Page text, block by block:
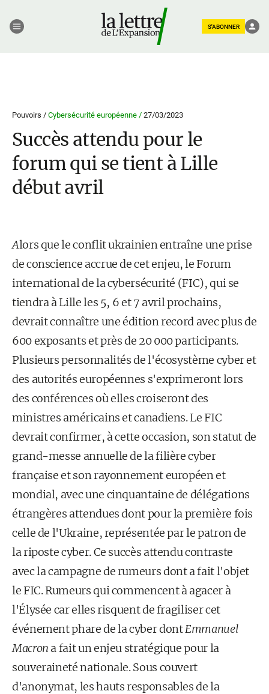
S'ABONNER
Pouvoirs / Cybersécurité européenne / 27/03/2023
Succès attendu pour le
forum qui se tient à Lille
début avril
Alors que le conflit ukrainien entraîne une prise
de conscience accrue de cet enjeu, le Forum
international de la cybersécurité (FIC), qui se
tiendra à Lille les 5, 6 et 7 avril prochains,
devrait connaître une édition record avec plus de
600 exposants et près de 20 000 participants.
Plusieurs personnalités de l'écosystème cyber et
des autorités européennes s'exprimeront lors
des conférences où elles croiseront des
ministres américains et canadiens. Le FIC
devrait confirmer, à cette occasion, son statut de
grand-messe annuelle de la filière cyber
française et son rayonnement européen et
mondial, avec une cinquantaine de délégations
étrangères attendues dont pour la première fois
celle de l'Ukraine, représentée par le patron de
la riposte cyber. Ce succès attendu contraste
avec la campagne de rumeurs dont a fait l'objet
le FIC. Rumeurs qui commencent à agacer à
l'Élysée car elles risquent de fragiliser cet
événement phare de la cyber dontEmmanuel
Macron a fait un enjeu stratégique pour la
souveraineté nationale. Sous couvert
d'anonymat, les hauts responsables de la